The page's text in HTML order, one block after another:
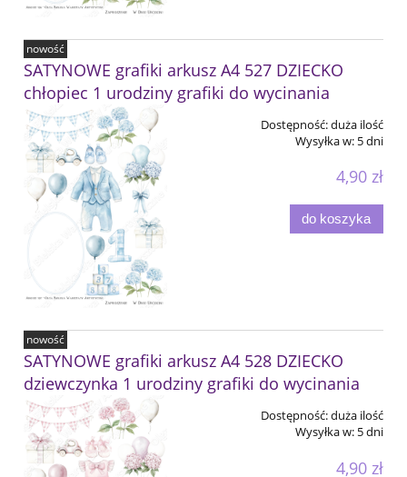
SATYNOWE grafiki arkusz A4 527 DZIECKO
chłopiec 1 urodziny grafiki do wycinania
Dostępność:duża ilość
Wysyłka w: 5 dni
4,90 zł
do koszyka
nowość
SATYNOWE grafiki arkusz A4 528 DZIECKO
dziewczynka 1 urodziny grafiki do wycinania
Dostępność:duża ilość
Wysyłka w: 5 dni
4,90 zł
nowość